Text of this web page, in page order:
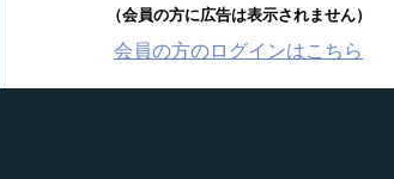
（会員の方に広告は表示されません）
会員の方のログインはこちら